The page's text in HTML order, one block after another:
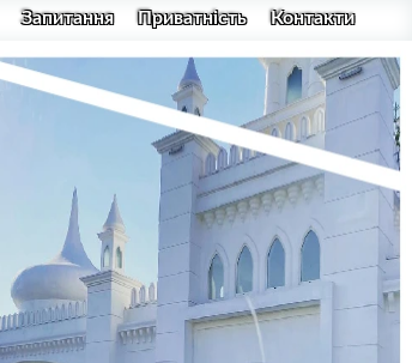
Запитання Приватність Контакти